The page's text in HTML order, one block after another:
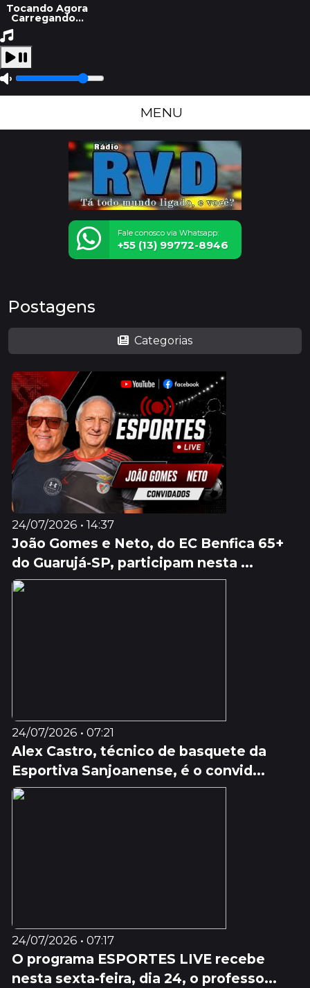
Tocando Agora
Carregando...
MENU
Fale conosco via Whatsapp:
+55 (13) 99772-8946
Postagens
Categorias
24/07/2026 • 14:37
João Gomes e Neto, do EC Benfica 65+
do Guarujá-SP, participam nesta ...
24/07/2026 • 07:21
Alex Castro, técnico de basquete da
Esportiva Sanjoanense, é o convid...
24/07/2026 • 07:17
O programa ESPORTES LIVE recebe
nesta sexta-feira, dia 24, o professo...